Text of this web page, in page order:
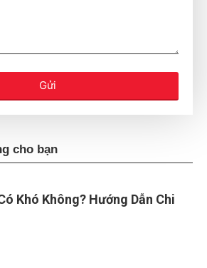
Gửi
cho bạn
Khó Không? Hướng Dẫn Chi